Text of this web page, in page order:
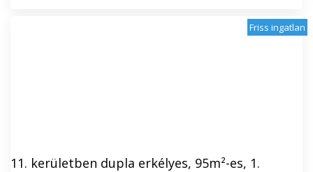
Friss ingatlan
11. kerületben dupla erkélyes, 95m²-es, 1.